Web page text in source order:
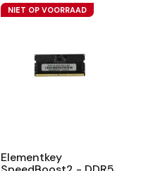
Betrouwbare...
NIET OP VOORRAAD
Elementkey